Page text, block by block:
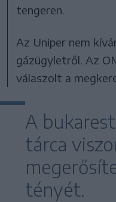
tengeren.
Az Uniper nem
gázügyletről. Az
válaszolt a
A
tárca
tényét.